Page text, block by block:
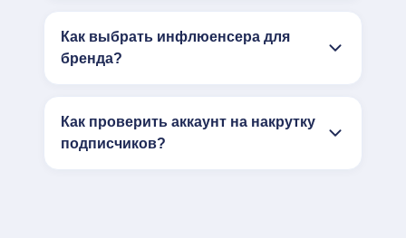
Как выбрать инфлюенсера для
бренда?
Как проверить аккаунт на накрутку
подписчиков?